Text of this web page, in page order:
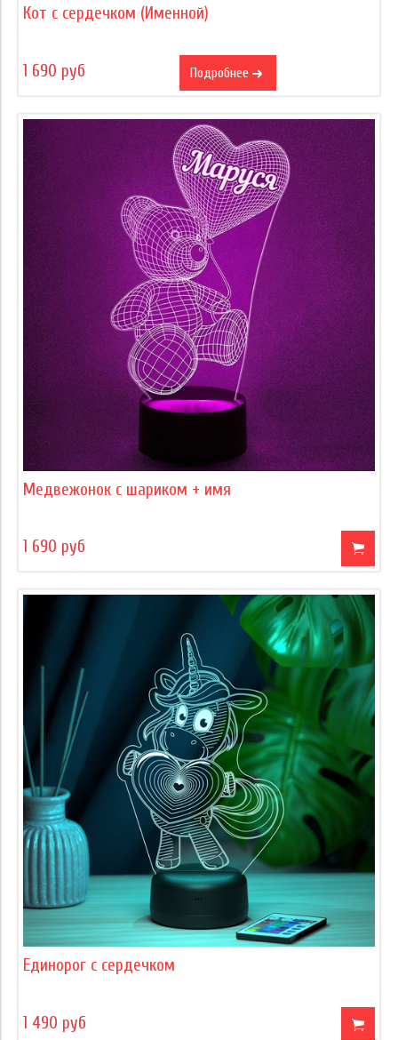
Кот с сердечком (Именной)
1 690 руб Подробнее
Медвежонок с шариком + имя
1 690 руб
Единорог с сердечком
1 490 руб